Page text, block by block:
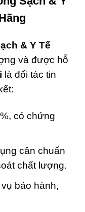
& Y Tế
và được hỗ
là đối tác tin
có chứng
cân chuẩn
chất lượng.
bảo hành,